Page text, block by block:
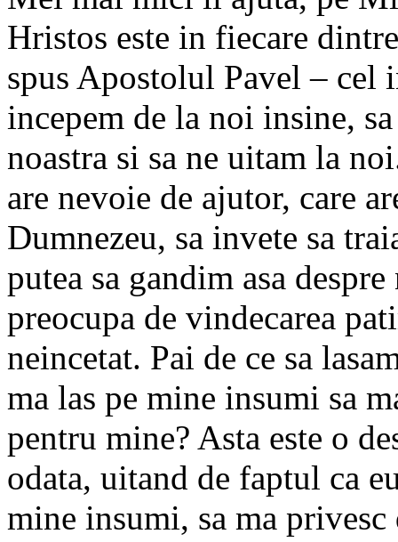
Hristos este in fiecare
spus Apostolul Pavel – cel
incepem de la noi insine,
noastra si sa ne uitam la
are nevoie de ajutor, care
Dumnezeu, sa invete sa
putea sa gandim asa
preocupa de vindecarea
neincetat. Pai de ce sa
ma las pe mine insumi sa
pentru mine? Asta este o
odata, uitand de faptul ca
mine insumi, sa ma